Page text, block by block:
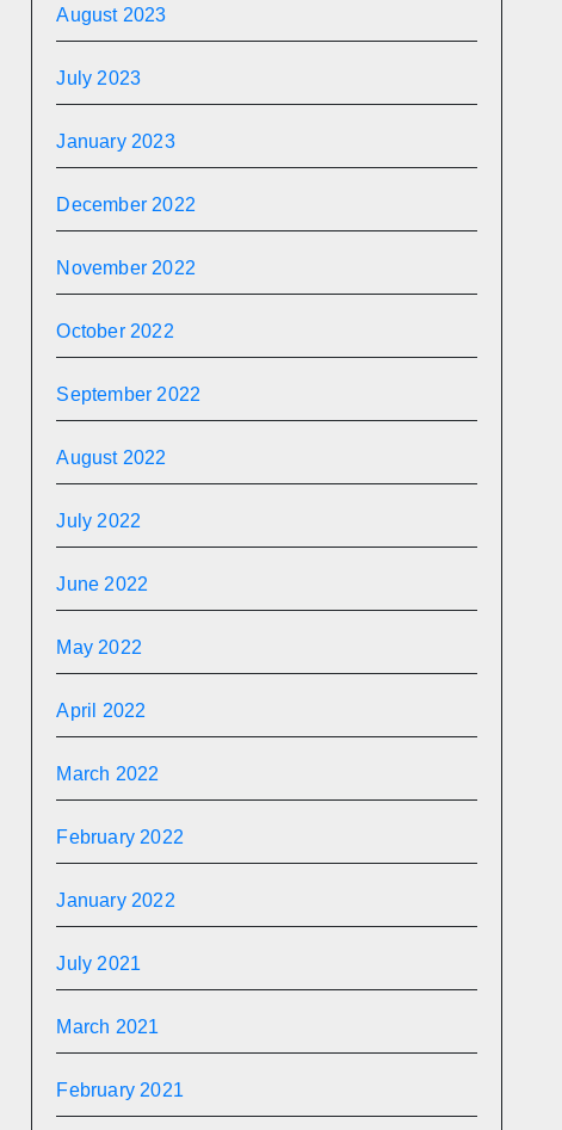
August 2023
July 2023
January 2023
December 2022
November 2022
October 2022
September 2022
August 2022
July 2022
June 2022
May 2022
April 2022
March 2022
February 2022
January 2022
July 2021
March 2021
February 2021